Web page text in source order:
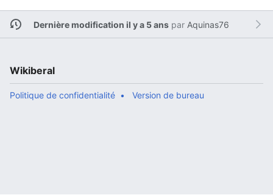
Dernière modification il y a 5 anspar Aquinas76
Wikiberal
Politique de confidentialité Version de bureau